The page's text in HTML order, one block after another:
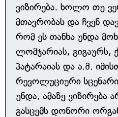
ვიზირება. ხოლო თუ
მთავრობას და ჩვენ
რომ ეს თანხა უნდა
ლომჯარიას, გიგაურს,
პატარაიას და ა.შ.
რევოლუციური
უნდა, ამაზე ვიზირება
გასცემს დონორი